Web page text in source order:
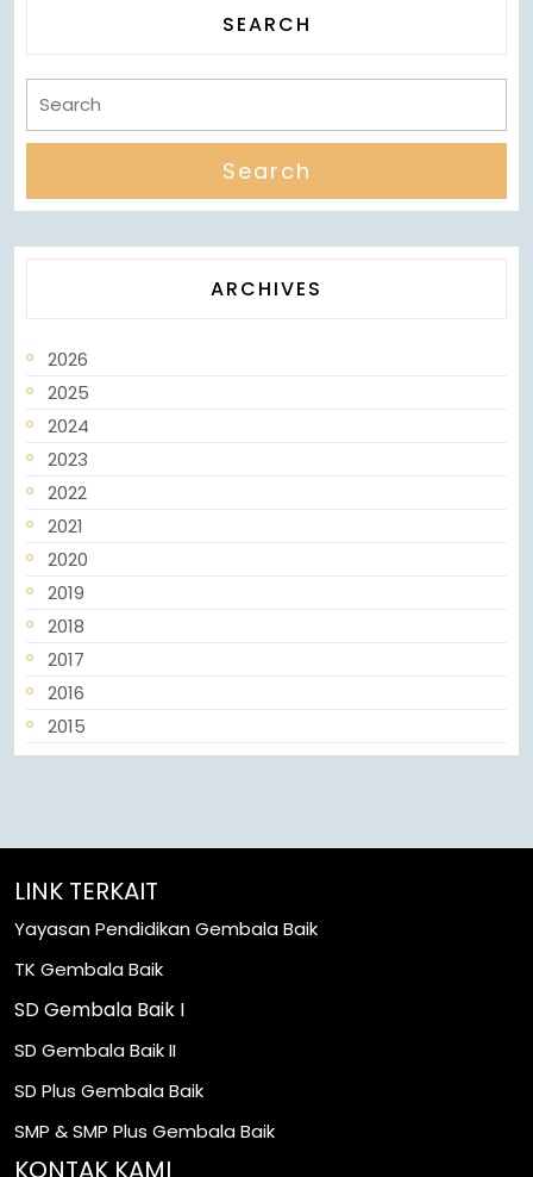
SEARCH
ARCHIVES
2026
2025
2024
2023
2022
2021
2020
2019
2018
2017
2016
2015
LINK TERKAIT
Yayasan Pendidikan Gembala Baik
TK Gembala Baik
SD Gembala Baik I
SD Gembala Baik II
SD Plus Gembala Baik
SMP & SMP Plus Gembala Baik
KONTAK KAMI